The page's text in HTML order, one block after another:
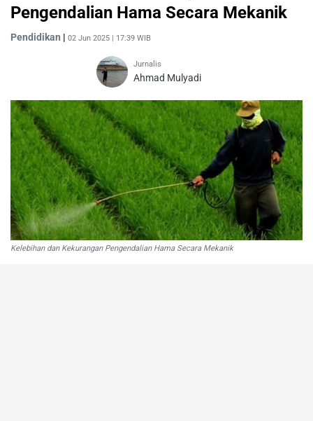
Pengendalian Hama Secara Mekanik
Pendidikan | 02 Jun 2025 | 17:39 WIB
Jurnalis
Ahmad Mulyadi
Kelebihan dan Kekurangan Pengendalian Hama Secara Mekanik